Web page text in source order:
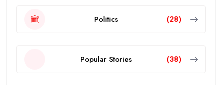
Politics (28)
Popular Stories (38)